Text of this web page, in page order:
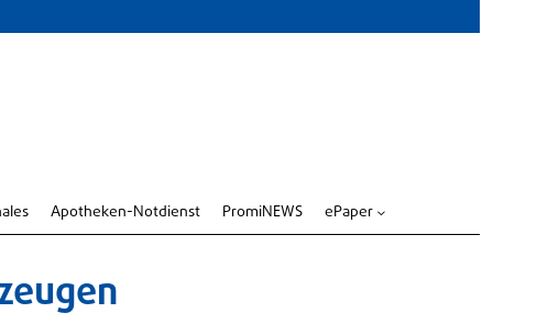
Apotheken-Notdienst PromiNEWS ePaper 3